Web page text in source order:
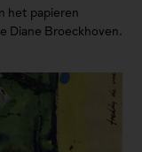
het papieren
Diane Broeckhoven.